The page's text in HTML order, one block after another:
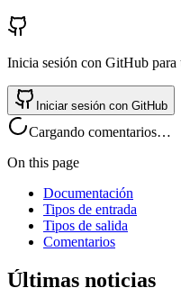
Inicia sesión con GitHub para
Iniciar sesión con GitHub
Cargando comentarios…
On this page
Documentación
Tipos de entrada
Tipos de salida
Comentarios
Últimas noticias